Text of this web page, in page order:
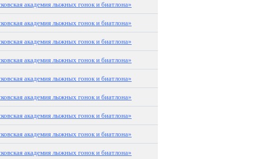
академия лыжных гонок и биатлона»
академия лыжных гонок и биатлона»
академия лыжных гонок и биатлона»
академия лыжных гонок и биатлона»
академия лыжных гонок и биатлона»
академия лыжных гонок и биатлона»
академия лыжных гонок и биатлона»
академия лыжных гонок и биатлона»
академия лыжных гонок и биатлона»